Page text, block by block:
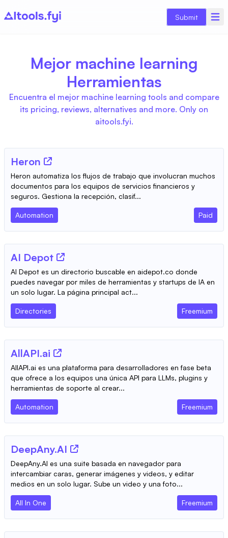
Submit
Mejor machine learning
Herramientas
Encuentra el mejor machine learning tools and compare
its pricing, reviews, alternatives and more. Only on
aitools.fyi.
Heron
Heron automatiza los flujos de trabajo que involucran muchos
documentos para los equipos de servicios financieros y
seguros. Gestiona la recepción, clasif...
Automation Paid
AI Depot
AI Depot es un directorio buscable en aidepot.co donde
puedes navegar por miles de herramientas y startups de IA en
un solo lugar. La página principal act...
Directories Freemium
AllAPI.ai
AllAPI.ai es una plataforma para desarrolladores en fase beta
que ofrece a los equipos una única API para LLMs, plugins y
herramientas de soporte al crear...
Automation Freemium
DeepAny.AI
DeepAny.AI es una suite basada en navegador para
intercambiar caras, generar imágenes y videos, y editar
medios en un solo lugar. Sube un video y una foto...
All In One Freemium